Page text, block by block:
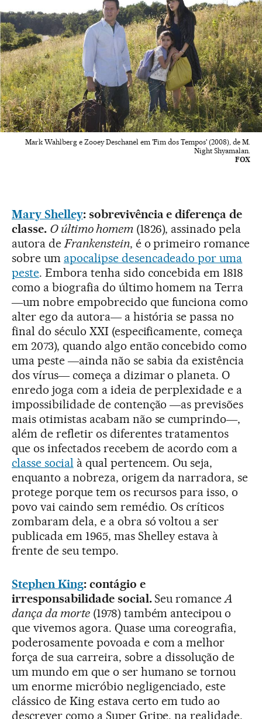
Mark Wahlberg e Zooey Deschanel em 'Fim dos Tempos' (2008), de M.
Night Shyamalan.
FOX
Mary Shelley: sobrevivência e diferença de
classe. O último homem(1826), assinado pela
autora de Frankenstein, é o primeiro romance
sobre um apocalipse desencadeado por uma
peste. Embora tenha sido concebida em 1818
como a biografia do último homem na Terra
―um nobre empobrecido que funciona como
alter ego da autora― a história se passa no
final do século XXI (especificamente, começa
em 2073), quando algo então concebido como
uma peste ―ainda não se sabia da existência
dos vírus― começa a dizimar o planeta. O
enredo joga com a ideia de perplexidade e a
impossibilidade de contenção ―as previsões
mais otimistas acabam não se cumprindo―,
além de refletir os diferentes tratamentos
que os infectados recebem de acordo com a
classe social à qual pertencem. Ou seja,
enquanto a nobreza, origem da narradora, se
protege porque tem os recursos para isso, o
povo vai caindo sem remédio. Os críticos
zombaram dela, e a obra só voltou a ser
publicada em 1965, mas Shelley estava à
frente de seu tempo.
Stephen King: contágio e
irresponsabilidade social.Seu romanceA
dança da morte(1978) também antecipou o
que vivemos agora. Quase uma coreografia,
poderosamente povoada e com a melhor
força de sua carreira, sobre a dissolução de
um mundo em que o ser humano se tornou
um enorme micróbio negligenciado, este
clássico de King estava certo em tudo ao
descrever como a Super Gripe, na realidade,